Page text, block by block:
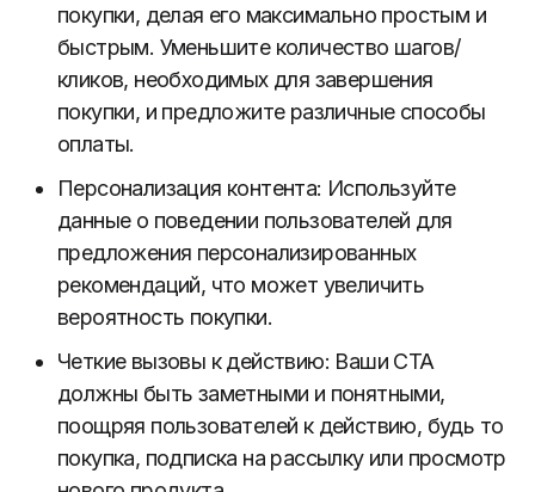
покупки, делая его максимально простым и
быстрым. Уменьшите количество шагов/
кликов, необходимых для завершения
покупки, и предложите различные способы
оплаты.
Персонализация контента: Используйте
данные о поведении пользователей для
предложения персонализированных
рекомендаций, что может увеличить
вероятность покупки.
Четкие вызовы к действию: Ваши CTA
должны быть заметными и понятными,
поощряя пользователей к действию, будь то
покупка, подписка на рассылку или просмотр